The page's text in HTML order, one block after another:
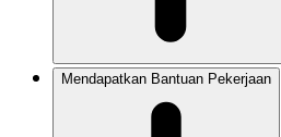
Mendapatkan Bantuan Pekerjaan